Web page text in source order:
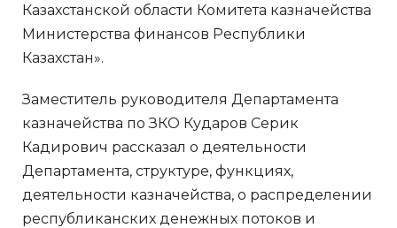
Казахстанской области Комитета казначейства
Министерства финансов Республики
Казахстан».
Заместитель руководителя Департамента
казначейства по ЗКО Кударов Серик
Кадирович рассказал о деятельности
Департамента, структуре, функциях,
деятельности казначейства, о распределении
республиканских денежных потоков и